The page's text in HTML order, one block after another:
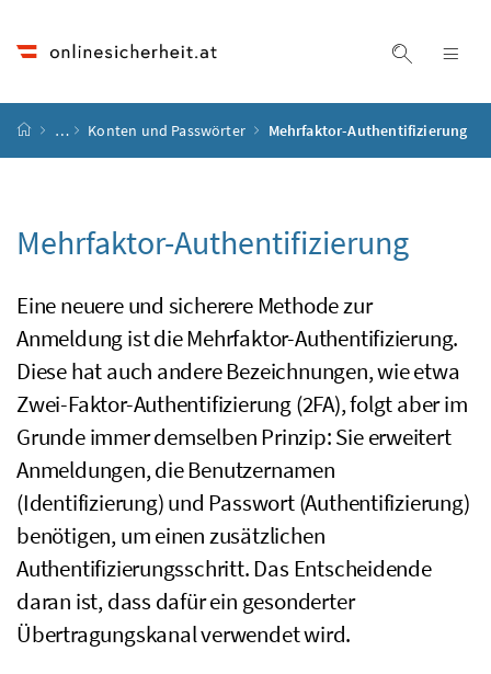
Suche
Startseite
… Konten und Passwörter Mehrfaktor-Authentifizierung
Mehrfaktor-Authentifizierung
Eine neuere und sicherere Methode zur
Anmeldung ist die Mehrfaktor-Authentifizierung.
Diese hat auch andere Bezeichnungen, wie etwa
Zwei-Faktor-Authentifizierung (2FA), folgt aber im
Grunde immer demselben Prinzip: Sie erweitert
Anmeldungen, die Benutzernamen
(Identifizierung) und Passwort (Authentifizierung)
benötigen, um einen zusätzlichen
Authentifizierungsschritt. Das Entscheidende
daran ist, dass dafür ein gesonderter
Übertragungskanal verwendet wird.